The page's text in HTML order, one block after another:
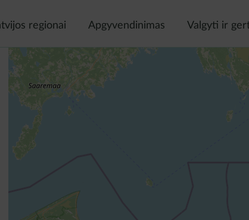
regionai Apgyvendinimas Valgyti ir